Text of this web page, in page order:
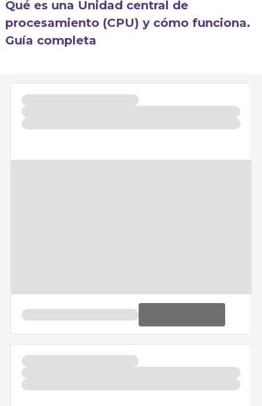
Qué es una Unidad central de
procesamiento (CPU) y cómo funciona.
Guía completa